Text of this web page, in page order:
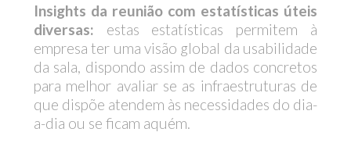
Insights da reunião com estatísticas úteis
diversas: estas estatísticas permitem à
empresa ter uma visão global da usabilidade
da sala, dispondo assim de dados concretos
para melhor avaliar se as infraestruturas de
que dispõe atendem às necessidades do dia-
a-dia ou se ficam aquém.